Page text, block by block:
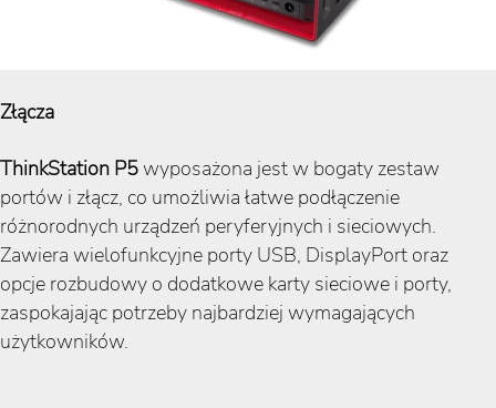
Złącza
ThinkStation P5wyposażona jest w bogaty zestaw
portów i złącz, co umożliwia łatwe podłączenie
różnorodnych urządzeń peryferyjnych i sieciowych.
Zawiera wielofunkcyjne porty USB, DisplayPort oraz
opcje rozbudowy o dodatkowe karty sieciowe i porty,
zaspokajając potrzeby najbardziej wymagających
użytkowników​​​​.